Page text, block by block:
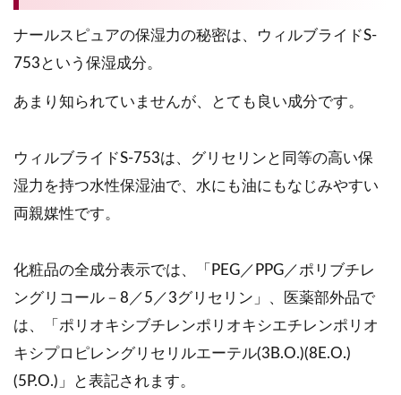
ナールスピュアの保湿力の秘密は、ウィルブライドS-
753という保湿成分。
あまり知られていませんが、とても良い成分です。
ウィルブライドS-753は、グリセリンと同等の高い保
湿力を持つ水性保湿油で、水にも油にもなじみやすい
両親媒性です。
化粧品の全成分表示では、「PEG／PPG／ポリブチレ
ングリコール－8／5／3グリセリン」、医薬部外品で
は、「ポリオキシブチレンポリオキシエチレンポリオ
キシプロピレングリセリルエーテル(3B.O.)(8E.O.)
(5P.O.)」と表記されます。